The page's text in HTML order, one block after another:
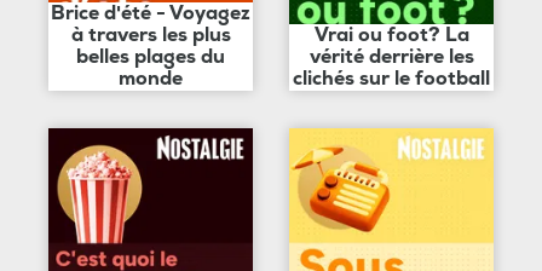
Brice d'été - Voyagez
à travers les plus
belles plages du
monde
Vrai ou foot? La
vérité derrière les
clichés sur le football